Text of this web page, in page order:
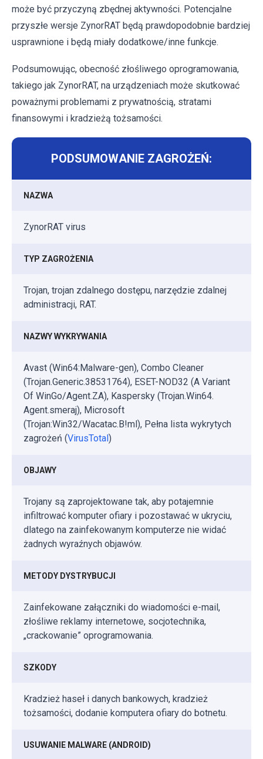
może być przyczyną zbędnej aktywności. Potencjalne
przyszłe wersje ZynorRAT będą prawdopodobnie bardziej
usprawnione i będą miały dodatkowe/inne funkcje.
Podsumowując, obecność złośliwego oprogramowania,
takiego jak ZynorRAT, na urządzeniach może skutkować
poważnymi problemami z prywatnością, stratami
finansowymi i kradzieżą tożsamości.
PODSUMOWANIE ZAGROŻEŃ:
NAZWA
ZynorRAT virus
TYP ZAGROŻENIA
Trojan, trojan zdalnego dostępu, narzędzie zdalnej
administracji, RAT.
NAZWY WYKRYWANIA
Avast (Win64:Malware-gen), Combo Cleaner
(Trojan.Generic.38531764), ESET-NOD32 (A Variant
Of WinGo/Agent.ZA), Kaspersky (Trojan.Win64.
Agent.smeraj), Microsoft
(Trojan:Win32/Wacatac.B!ml), Pełna lista wykrytych
zagrożeń (VirusTotal )
OBJAWY
Trojany są zaprojektowane tak, aby potajemnie
infiltrować komputer ofiary i pozostawać w ukryciu,
dlatego na zainfekowanym komputerze nie widać
żadnych wyraźnych objawów.
METODY DYSTRYBUCJI
Zainfekowane załączniki do wiadomości e-mail,
złośliwe reklamy internetowe, socjotechnika,
„crackowanie” oprogramowania.
SZKODY
Kradzież haseł i danych bankowych, kradzież
tożsamości, dodanie komputera ofiary do botnetu.
USUWANIE MALWARE (ANDROID)